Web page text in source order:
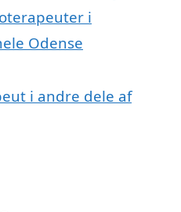
i
Odense
i andre dele af